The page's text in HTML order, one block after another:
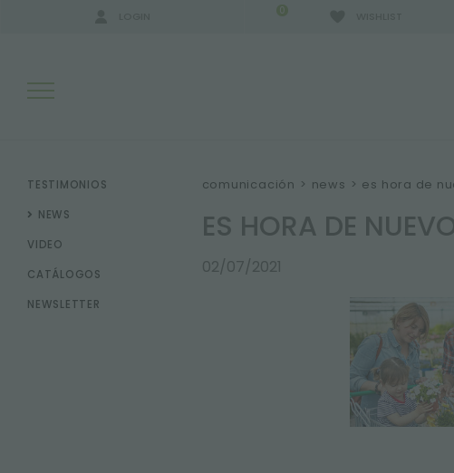
0
RESULTADOS DE LA BÚSQUEDA:
MÁS RESULTADOS PARA USTED:
TESTIMONIOS
NEWS
VIDEO
CATÁLOGOS
NEWSLETTER
comunicación > news > es hora de
ES HORA DE
02/07/2021